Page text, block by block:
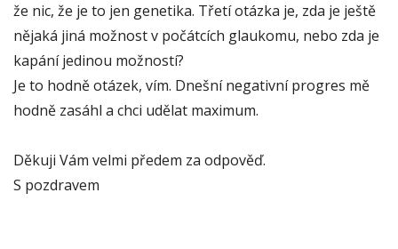
že nic, že je to jen genetika. Třetí otázka je, zda je ještě
nějaká jiná možnost v počátcích glaukomu, nebo zda je
kapání jedinou možností?
Je to hodně otázek, vím. Dnešní negativní progres mě
hodně zasáhl a chci udělat maximum.
Děkuji Vám velmi předem za odpověď.
S pozdravem